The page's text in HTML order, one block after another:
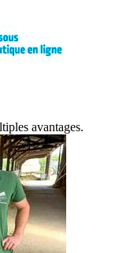
avantages.